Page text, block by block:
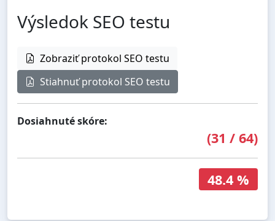
Výsledok SEO testu
Zobraziť protokol SEO testu
Stiahnuť protokol SEO testu
Dosiahnuté skóre:
(31 / 64)
48.4 %